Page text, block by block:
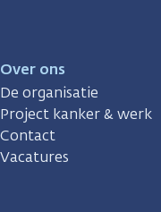
Over ons
De organisatie
Project kanker & werk
Contact
Vacatures